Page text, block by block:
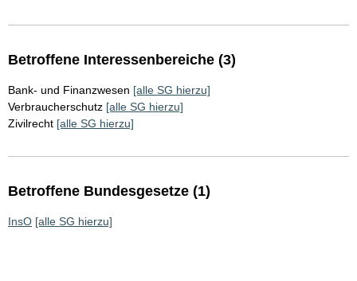
Betroffene Interessenbereiche (3)
Bank- und Finanzwesen [alle SG hierzu]
Verbraucherschutz [alle SG hierzu]
Zivilrecht [alle SG hierzu]
Betroffene Bundesgesetze (1)
InsO [alle SG hierzu]